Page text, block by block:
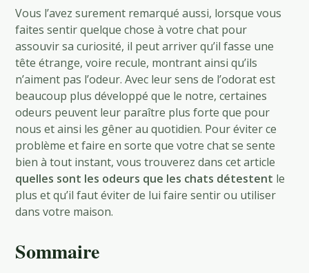
la
publication :
Vous l’avez surement remarqué aussi, lorsque vous
faites sentir quelque chose à votre chat pour
assouvir sa curiosité, il peut arriver qu’il fasse une
tête étrange, voire recule, montrant ainsi qu’ils
n’aiment pas l’odeur. Avec leur sens de l’odorat est
beaucoup plus développé que le notre, certaines
odeurs peuvent leur paraître plus forte que pour
nous et ainsi les gêner au quotidien. Pour éviter ce
problème et faire en sorte que votre chat se sente
bien à tout instant, vous trouverez dans cet article
quelles sont les odeurs que les chats détestent le
plus et qu’il faut éviter de lui faire sentir ou utiliser
dans votre maison.
Sommaire